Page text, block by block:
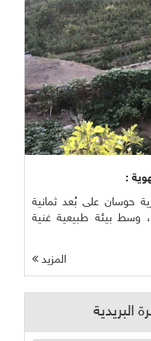
:
حوسان على بُعد ثمانية
وسط بيئة طبيعية غنية
المزيد
البريدية